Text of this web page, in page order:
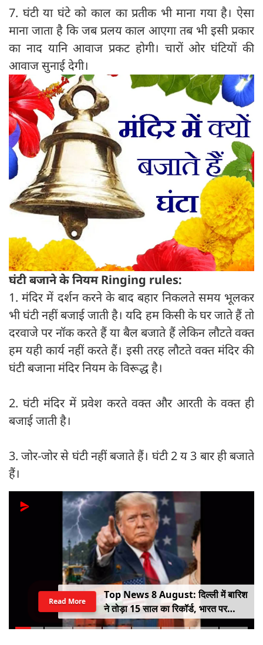
7. घंटी या घंटे को काल का प्रतीक भी माना गया है। ऐसा
माना जाता है कि जब प्रलय काल आएगा तब भी इसी प्रकार
का नाद यानि आवाज प्रकट होगी। चारों ओर घंटियों की
आवाज सुनाई देगी।
घंटी बजाने के नियम Ringing rules:
1. मंदिर में दर्शन करने के बाद बहार निकलते समय भूलकर
भी घंटी नहीं बजाई जाती है। यदि हम किसी के घर जाते हैं तो
दरवाजे पर नॉक करते हैं या बैल बजाते हैं लेकिन लौटते वक्त
हम यही कार्य नहीं करते हैं। इसी तरह लौटते वक्त मंदिर की
घंटी बजाना मंदिर नियम के विरूद्ध है।
2. घंटी मंदिर में प्रवेश करते वक्त और आरती के वक्त ही
बजाई जाती है।
3. जोर-जोर से घंटी नहीं बजाते हैं। घंटी 2 य 3 बार ही बजाते
हैं।
Top News 8 August: दिल्ली में बारिश
ने तोड़ा 15 साल का रिकॉर्ड, भारत पर
100% टैरिफ का खतरा; Gen Z पर कंगना
Read More